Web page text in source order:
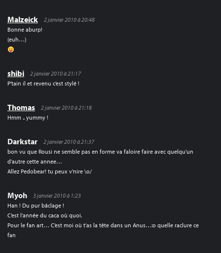
Malzeick
2 janvier 2010 à 20:48
Bonne aburp!
(euh…)
shibi
2 janvier 2010 à 21:17
P’tain il et revenu c’est stylé !
Thomas
2 janvier 2010 à 21:18
Hmm .. yummy !
Darkstar
2 janvier 2010 à 21:37
bon vu que Rousi ne semble pas en forme va faloire faire avec quelqu’un
d’autre cette annee…
Allez Pedobear! tu peux v’nire \o/
Myoh
3 janvier 2010 à 1:23
Han ! Du pur bâclage !
C’est l’année du caca où quoi.
Pour le fan art… C’est moi où t’as la tête dans un Anus…:o quelle raclure ce
fan